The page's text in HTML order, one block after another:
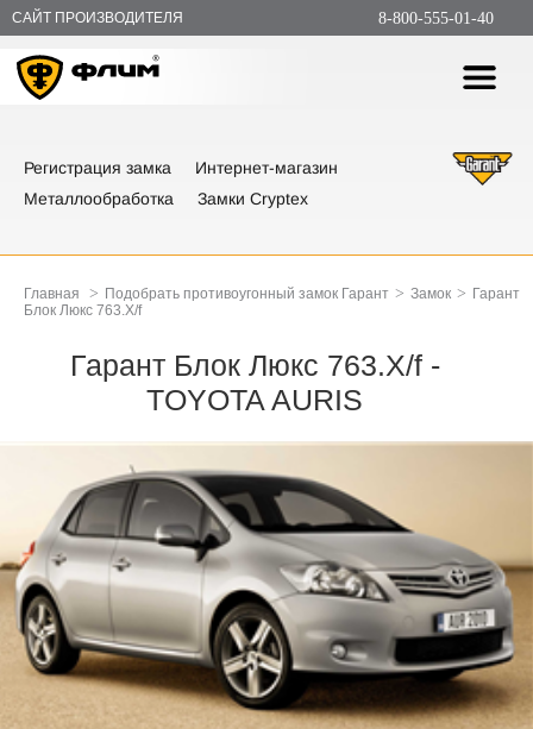
САЙТ ПРОИЗВОДИТЕЛЯ 8-800-555-01-40
Регистрация замка
Интернет-магазин
Металлообработка
Замки Cryptex
Главная > Подобрать противоугонный замок Гарант > Замок > Гарант
Блок Люкс 763.X/f
Гарант Блок Люкс 763.X/f -
TOYOTA AURIS